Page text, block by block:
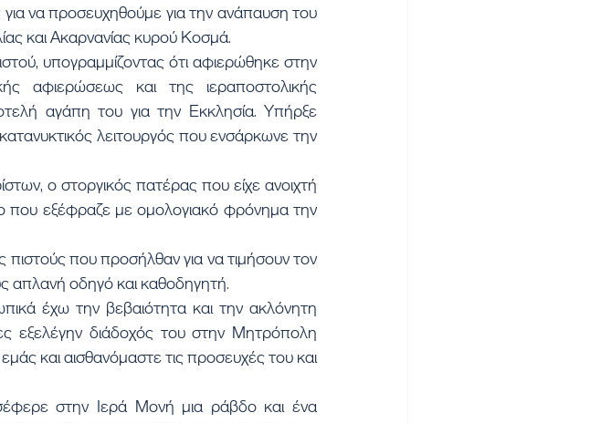
να προσευχηθούμε για την ανάπαυση του
και Ακαρνανίας κυρού Κοσμά.
αφιερώσεως και της ιεραποστολικής
αγάπη του για την Εκκλησία. Υπήρξε
λειτουργός που ενσάρκωνε την
που εξέφραζε με ομολογιακό φρόνημα την
που προσήλθαν για να τιμήσουν τον
απλανή οδηγό και καθοδηγητή.
έχω την βεβαιότητα και την ακλόνητη
εξελέγην διάδοχός του στην Μητρόπολη
και αισθανόμαστε τις προσευχές του και